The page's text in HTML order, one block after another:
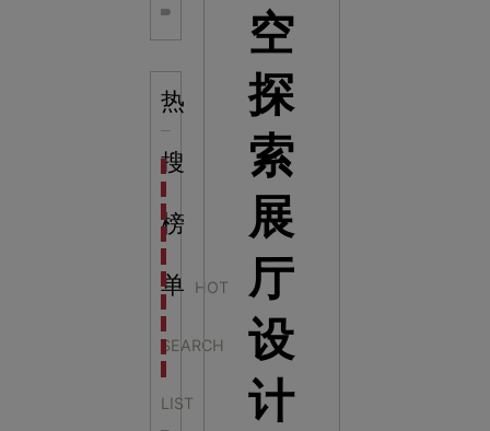
热
搜
榜
单 HOT
SEARCH
LIST
科学梦成功中标公主岭市科技馆新馆项目
科学梦中标中国科学技术馆2022年中国流动科技馆
科学梦中标洛阳市科学技术馆展品采购项目
科学梦中标方城县科技馆展厅升级项目
科学梦中标濮阳县科技馆公共安全体验馆项目
科学梦集团中标广西大学海洋科教馆项目
科学梦集团中标淮师附小科技长廊展项目
科学梦集团中标洪泽湖治理保护展示馆项目
空
探
索
展
厅
设
计